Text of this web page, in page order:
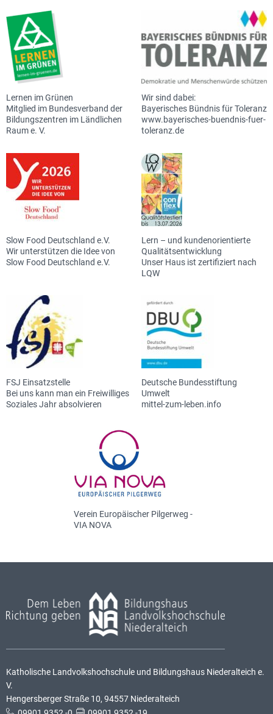
Lernen im Grünen
Mitglied im Bundesverband der
Bildungszentren im Ländlichen
Raum e. V.
Wir sind dabei:
Bayerisches Bündnis für Toleranz
www.bayerisches-buendnis-fuer-
toleranz.de
Slow Food Deutschland e.V.
Wir unterstützen die Idee von
Slow Food Deutschland e.V.
Lern – und kundenorientierte
Qualitätsentwicklung
Unser Haus ist zertifiziert nach
LQW
FSJ Einsatzstelle
Bei uns kann man ein Freiwilliges
Soziales Jahr absolvieren
Deutsche Bundesstiftung
Umwelt
mittel-zum-leben.info
Verein Europäischer Pilgerweg -
VIA NOVA
Katholische Landvolkshochschule und Bildungshaus Niederalteich e.
V.
Hengersberger Straße 10, 94557 Niederalteich